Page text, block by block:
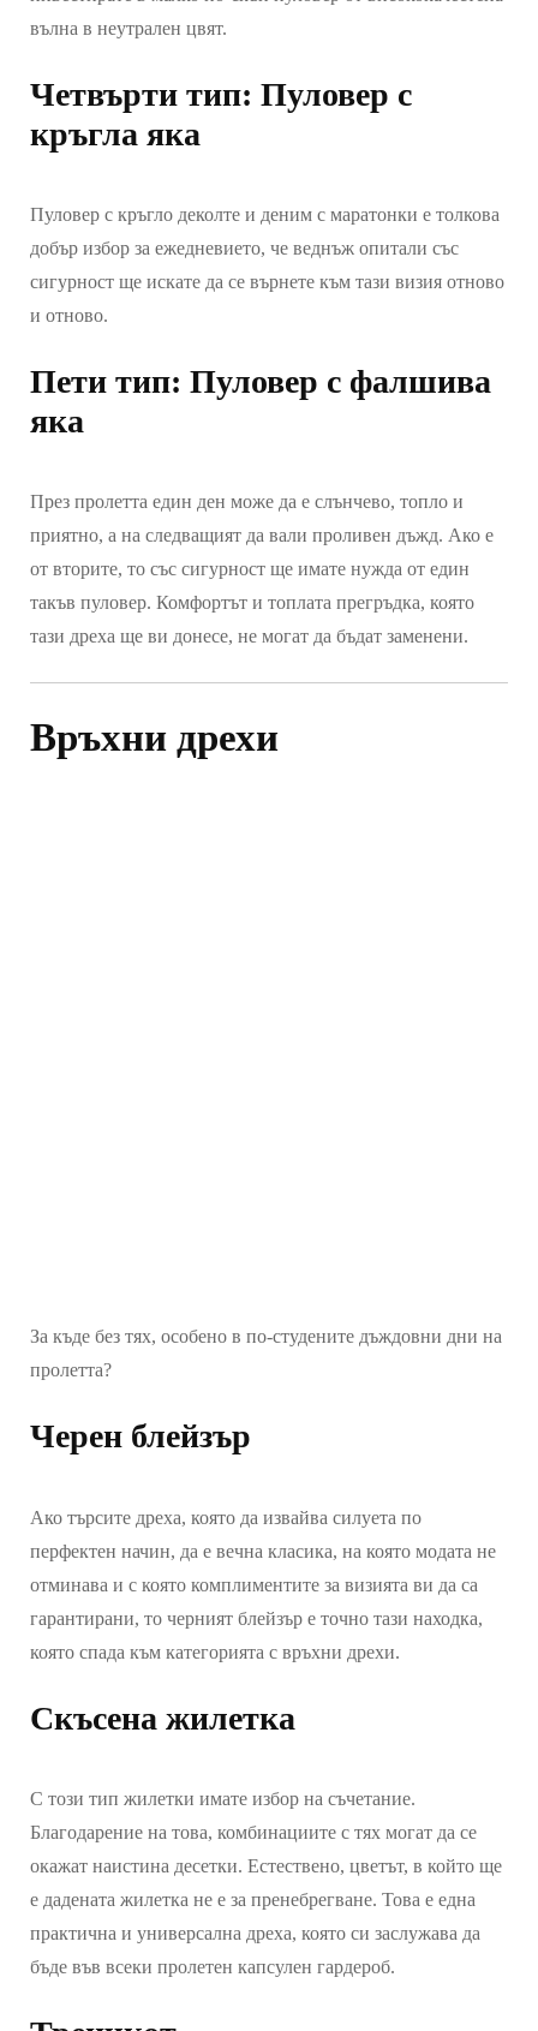
вълна в неутрален цвят.
Четвърти тип: Пуловер с
кръгла яка
Пуловер с кръгло деколте и деним с маратонки е толкова
добър избор за ежедневието, че веднъж опитали със
сигурност ще искате да се върнете към тази визия отново
и отново.
Пети тип: Пуловер с фалшива
яка
През пролетта един ден може да е слънчево, топло и
приятно, а на следващият да вали проливен дъжд. Ако е
от вторите, то със сигурност ще имате нужда от един
такъв пуловер. Комфортът и топлата прегръдка, която
тази дреха ще ви донесе, не могат да бъдат заменени.
Връхни дрехи
За къде без тях, особено в по-студените дъждовни дни на
пролетта?
Черен блейзър
Ако търсите дреха, която да извайва силуета по
перфектен начин, да е вечна класика, на която модата не
отминава и с която комплиментите за визията ви да са
гарантирани, то черният блейзър е точно тази находка,
която спада към категорията с връхни дрехи.
Скъсена жилетка
С този тип жилетки имате избор на съчетание.
Благодарение на това, комбинациите с тях могат да се
окажат наистина десетки. Естествено, цветът, в който ще
е дадената жилетка не е за пренебрегване. Това е една
практична и универсална дреха, която си заслужава да
бъде във всеки пролетен капсулен гардероб.